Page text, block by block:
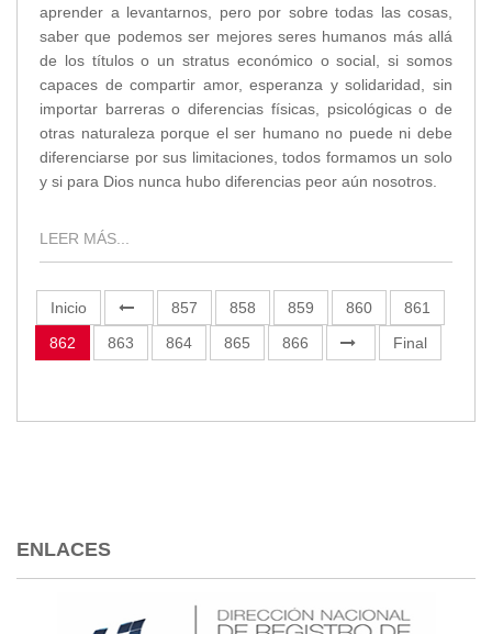
aprender a levantarnos, pero por sobre todas las cosas,
saber que podemos ser mejores seres humanos más allá
de los títulos o un stratus económico o social, si somos
capaces de compartir amor, esperanza y solidaridad, sin
importar barreras o diferencias físicas, psicológicas o de
otras naturaleza porque el ser humano no puede ni debe
diferenciarse por sus limitaciones, todos formamos un solo
y si para Dios nunca hubo diferencias peor aún nosotros.
LEER MÁS...
Inicio 857 858 859 860
861
862
863 864 865 866 Final
ENLACES